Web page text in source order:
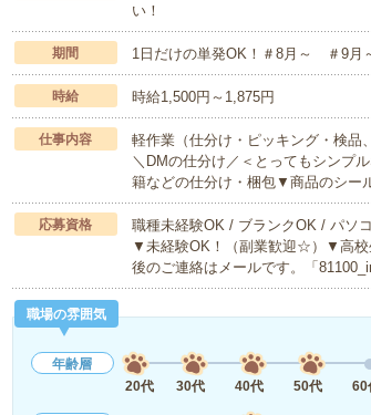
い！
期間 1日だけの単発OK！＃8月～ ＃9月
時給 時給1,500円～1,875円
仕事内容
軽作業（仕分け・ピッキング・検品
＼DMの仕分け／＜とってもシンプ
籍などの仕分け・梱包▼商品のシ
応募資格
職種未経験OK / ブランクOK / パソ
▼未経験OK！（副業歓迎☆）▼高校
後のご連絡はメールです。「
職場の雰囲気
年齢層
20代
30代 40代 50代 60